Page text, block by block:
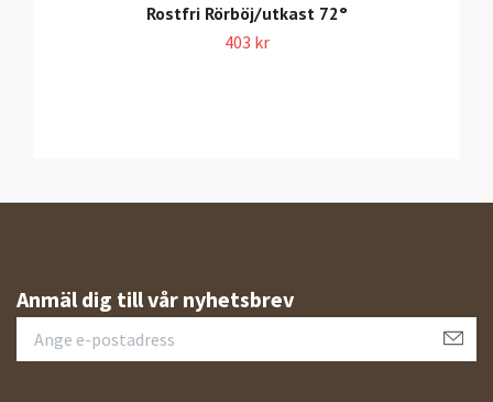
Rostfri Rörböj/utkast 72°
403 kr
Anmäl dig till vår nyhetsbrev